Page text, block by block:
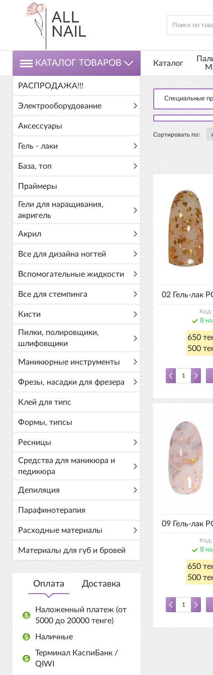
КАТАЛОГ ТОВАРОВ
РАСПРОДАЖА!!!
Электрооборудование
Аксессуары
Гель - лаки
База, топ
Праймеры
Гели для наращивания,
акригель
Акрил
Все для дизайна ногтей
Вспомогательные жидкости
Все для стемпинга
Кисти
Пилки, полировщики,
шлифовщики
Маникюрные инструменты
Фрезы, насадки для фрезера
Клей для типс
Формы, типсы
Ресницы
Средства для маникюра и
педикюра
Депиляция
Парафинотерапия
Расходные материалы
Материалы для губ и бровей
Оплата Доставка
Наложенный платеж (от
5000 до 20000 тенге)
Наличные
Терминал КаспиБанк /
QIWI
Каталог
Сортировать по:
Специальные
02 Гель-лак
Код:
В
650
500
09 Гель-лак
Код:
В
650
500